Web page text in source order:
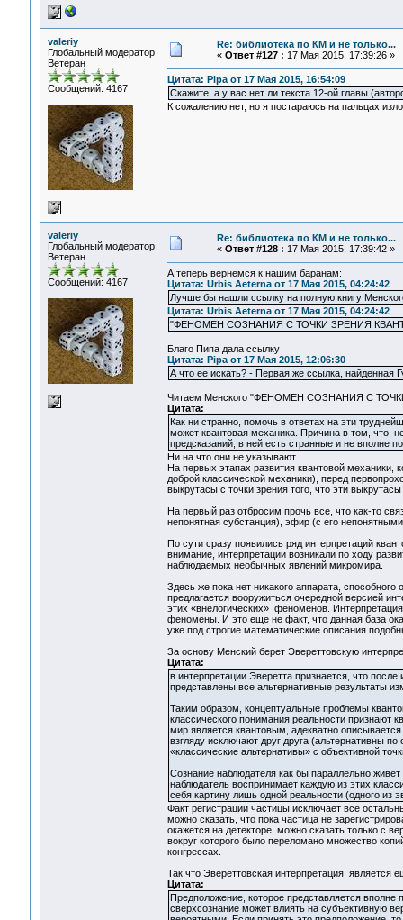
valeriy
Глобальный модератор
Ветеран
Сообщений: 4167
Re: библиотека по КМ и не только...
« Ответ #127 : 17 Мая 2015, 17:39:26 »
Цитата: Pipa от 17 Мая 2015, 16:54:09
Скажите, а у вас нет ли текста 12-ой главы
К сожалению нет, но я постараюсь на пальцах
valeriy
Глобальный модератор
Ветеран
Сообщений: 4167
Re: библиотека по КМ и не только...
« Ответ #128 : 17 Мая 2015, 17:39:42 »
А теперь вернемся к нашим баранам:
Цитата: Urbis Aeterna от 17 Мая 2015, 04:24:42
Лучше бы нашли ссылку на полную книгу
Цитата: Urbis Aeterna от 17 Мая 2015, 04:24:42
"ФЕНОМЕН СОЗНАНИЯ С ТОЧКИ ЗРЕНИЯ
Благо Пипа дала ссылку
Цитата: Pipa от 17 Мая 2015, 12:06:30
А что ее искать? - Первая же ссылка, найденная
Читаем Менского "ФЕНОМЕН СОЗНАНИЯ С
Цитата:
Как ни странно, помочь в ответах на эти
может квантовая механика. Причина в том, что,
предсказаний, в ней есть странные и не вполне
Ни на что они не указывают.
На первых этапах развития квантовой механики,
доброй классической механики), перед
выкрутасы с точки зрения того, что эти
На первый раз отбросим прочь все, что как-то
непонятная субстанция), эфир (с его
По сути сразу появились ряд интерпретаций
внимание, интерпретации возникали по ходу
наблюдаемых необычных явлений микромира.
Здесь же пока нет никакого аппарата, способного
предлагается вооружиться очередной версией
этих «внелогических» феноменов.
феномены. И это еще не факт, что данная база
уже под строгие математические описания
За основу Менский берет Эвереттовскую
Цитата:
в интерпретации Эверетта признается, что
представлены все альтернативные результаты
Таким образом, концептуальные проблемы
классического понимания реальности признают
мир является квантовым, адекватно
взгляду исключают друг друга (альтернативны
«классические альтернативы» с объективной
Сознание наблюдателя как бы параллельно
наблюдатель воспринимает каждую из этих
себя картину лишь одной реальности (одного из
Факт регистрации частицы исключает все
можно сказать, что пока частица не
окажется на детекторе, можно сказать только с
вокруг которого было переломано множество
конгрессах.
Так что Эвереттовская интерпретация является
Цитата:
Предположение, которое представляется
сверхсознание может влиять на субъективную